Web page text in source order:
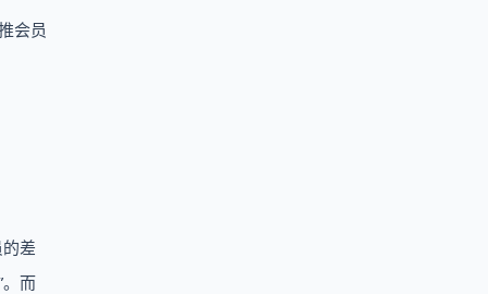
会员
差
而